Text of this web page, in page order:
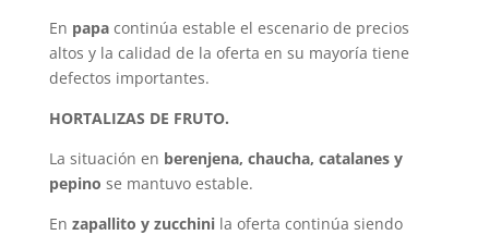
En papacontinúa estable el escenario de precios
altos y la calidad de la oferta en su mayoría tiene
defectos importantes.
HORTALIZAS DE FRUTO.
La situación en berenjena, chaucha, catalanes y
pepino se mantuvo estable.
En zapallito y zucchinila oferta continúa siendo